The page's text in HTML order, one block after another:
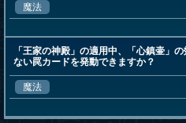
魔法
「王家の神殿」の適用中、「心鎮壷」
ない罠カードを発動できますか？
魔法